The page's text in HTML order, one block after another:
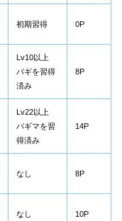
初期習得 0P
Lv10以上
バギを習得
済み
8P
Lv22以上
バギマを習
得済み
14P
なし 8P
なし 10P